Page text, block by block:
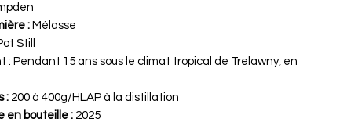
: Mélasse
Still
: Pendant 15 ans sous le climat tropical de Trelawny, en
: 200 à 400g/HLAP à la distillation
en bouteille : 2025